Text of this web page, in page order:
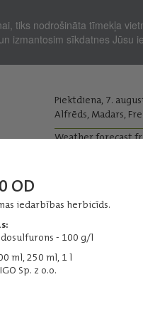
tiks nodrošināta tīmekļa
izmantosim sīkdatnes Jūsu
Piektdiena, 7.
Alfrēds, Madars,
Weather forecast
Ražas iepirkums
OD
iedarbības herbicīds.
- 100 g/l
ml, 250 ml, 1 l
Sp. z o.o.